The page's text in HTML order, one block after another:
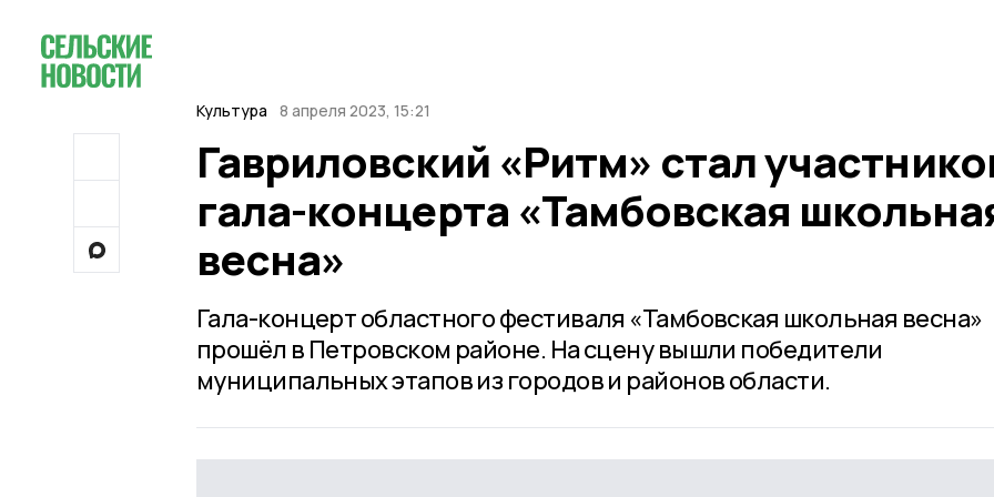
Культура 8 апреля 2023, 15:21
Гавриловский «Ритм» стал
гала-концерта «Тамбовская
весна»
Гала-концерт областного фестиваля «Тамбовская школьная весна»
прошёл в Петровском районе. На сцену вышли победители
муниципальных этапов из городов и районов области.